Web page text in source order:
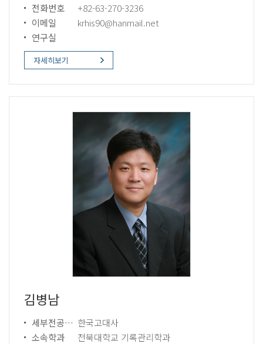
전화번호
+82-63-270-3236
이메일
krhis90@hanmail.net
연구실
자세히보기
김병남
세부전공분야
한국고대사
소속학과
전북대학교 기록관리학과